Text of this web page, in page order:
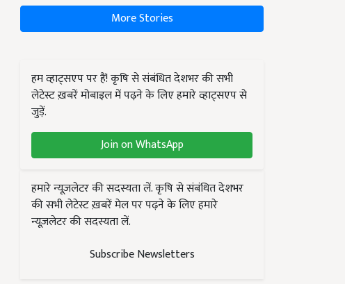
More Stories
हम व्हाट्सएप पर हैं! कृषि से संबंधित देशभर की सभी
लेटेस्ट ख़बरें मोबाइल में पढ़ने के लिए हमारे व्हाट्सएप से
जुड़ें.
Join on WhatsApp
हमारे न्यूज़लेटर की सदस्यता लें. कृषि से संबंधित देशभर
की सभी लेटेस्ट ख़बरें मेल पर पढ़ने के लिए हमारे
न्यूज़लेटर की सदस्यता लें.
Subscribe Newsletters